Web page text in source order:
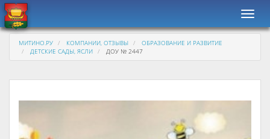
МИТИНО.РУ КОМПАНИИ, ОТЗЫВЫ
ОБРАЗОВАНИЕ И РАЗВИТИЕ
ДЕТСКИЕ САДЫ, ЯСЛИ
ДОУ № 2447